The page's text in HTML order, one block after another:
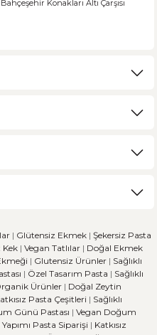
yayılmış bir pastadır. Eski
beslenme trendinin
Çeşitleri
sofralarında önemli bir yere
Konakları Altı Çarşısı
| Glütensiz Ekmek | Şekersiz Pasta
Kek | Vegan Tatlılar | Doğal Ekmek
| Glutensiz Ürünler | Sağlıklı
| Özel Tasarım Pasta | Sağlıklı
Ürünler | Doğal Zeytin
Pasta Çeşitleri | Sağlıklı
Günü Pastası | Vegan Doğum
Yapımı Pasta Siparişi | Katkısız